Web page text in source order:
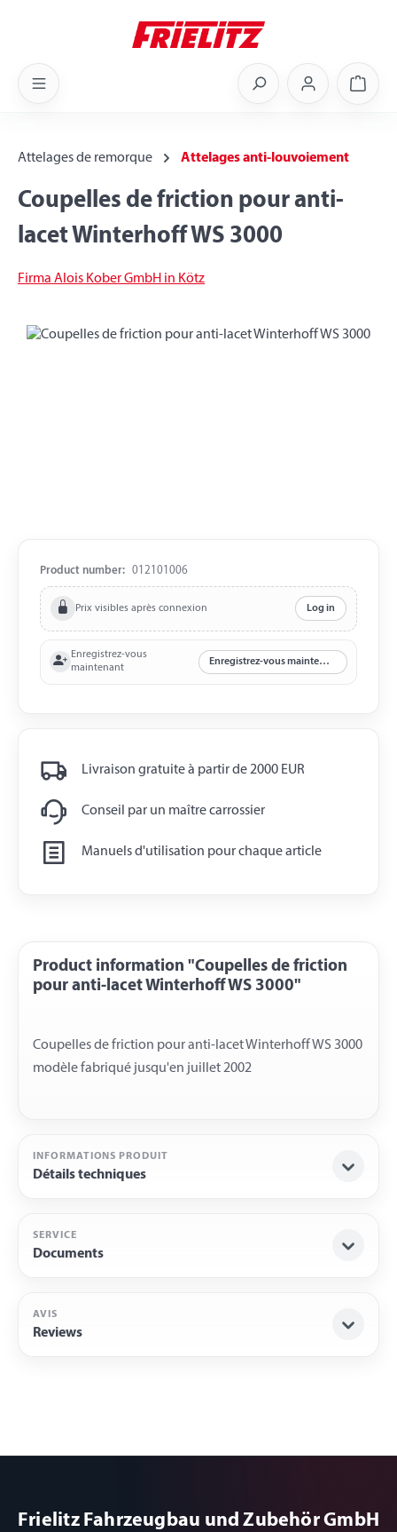
Attelages de remorque Attelages anti-louvoiement
Coupelles de friction pour anti-
lacet Winterhoff WS 3000
Firma Alois Kober GmbH in Kötz
Skip image gallery
Product number: 012101006
Prix visibles après connexion Log in
Enregistrez-vous
maintenant
Enregistrez-vous maintenant
Livraison gratuite à partir de 2000 EUR
Conseil par un maître carrossier
Manuels d'utilisation pour chaque article
Product information "Coupelles de friction
pour anti-lacet Winterhoff WS 3000"
Coupelles de friction pour anti-lacet Winterhoff WS 3000
INFORMATIONS PRODUIT
Détails techniques
SERVICE
Documents
AVIS
Reviews
Frielitz Fahrzeugbau und Zubehör GmbH